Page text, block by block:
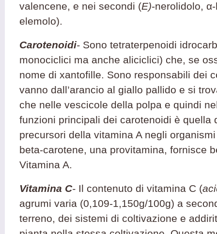
valencene, e nei secondi (E)-nerolidolo,
elemolo).
Carotenoidi- Sono tetraterpenoidi
monociclici ma anche aliciclici) che, se
nome di xantofille. Sono responsabili dei
vanno dall’arancio al giallo pallido e si
che nelle vescicole della polpa e quindi
funzioni principali dei carotenoidi è quella
precursori della vitamina A negli
beta-carotene, una provitamina, fornisce
Vitamina A.
Vitamina C- Il contenuto di vitamina C (
agrumi varia (0,109-1,150g/100g) a
terreno, dei sistemi di coltivazione e